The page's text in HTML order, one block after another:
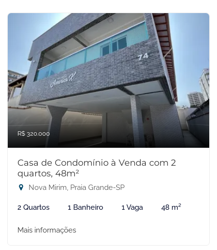
R$ 320.000
Casa de Condomínio à Venda com 2
quartos, 48m²
Nova Mirim, Praia Grande-SP
2 Quartos 1 Banheiro 1 Vaga 48 m²
Mais informações